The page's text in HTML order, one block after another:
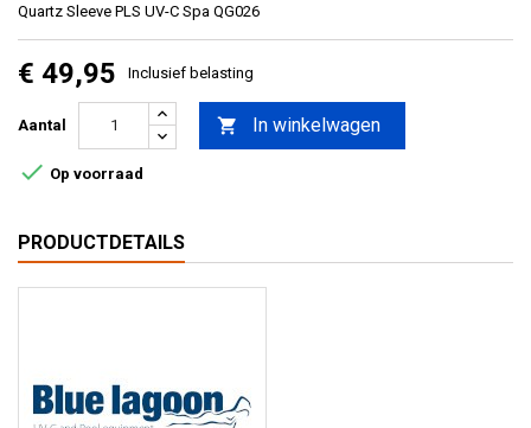
Quartz Sleeve PLS UV-C Spa QG026
€ 49,95 Inclusief belasting
Aantal  In winkelwagen
 Op voorraad
PRODUCTDETAILS